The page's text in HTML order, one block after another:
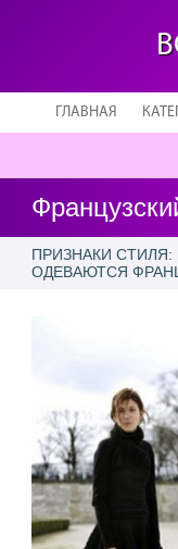
ГЛАВНАЯ
ПРИЗНАКИ СТИЛЯ:
ОДЕВАЮТСЯ